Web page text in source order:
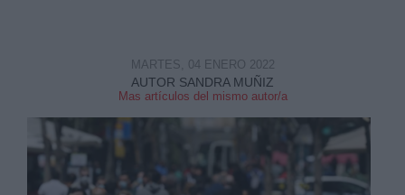
AUTOR SANDRA MUÑIZ
Mas artículos del mismo autor/a
MARTES, 04 ENERO 2022